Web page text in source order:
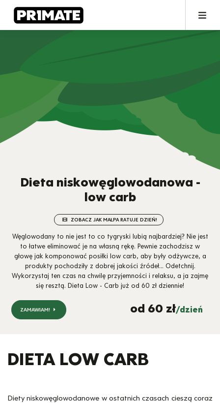
Dieta niskowęglowodanowa -
low carb
ZOBACZ JAK MAŁPA RATUJE DZIEŃ!
Węglowodany to nie jest to co tygryski lubią najbardziej? Nie jest
to łatwe eliminować je na własną rękę. Pewnie zachodzisz w
głowę jak komponować posiłki low carb, aby były odżywcze, a
produkty pochodziły z dobrej jakości źródeł… Odetchnij.
Wykorzystaj ten czas na chwilę przyjemności i relaksu, a ja zajmę
się resztą. Dieta Low - Carb już od 60 zł dziennie!
ZAMAWIAM! od 60 zł/dzień
DIETA LOW CARB
Diety niskowęglowodanowe w ostatnich czasach cieszą coraz